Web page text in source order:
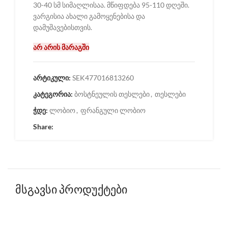
30-40 სმ სიმაღლისაა. მწიფდება 95-110 დღეში.
ვარგისია ახალი გამოყენებისა და
დამუშავებისთვის.
არ არის მარაგში
არტიკული: SEK477016813260
კატეგორია: ბოსტნეულის თესლები, თესლები
ჭდე: ლობიო, ფრანგული ლობიო
Share:
მსგავსი პროდუქტები